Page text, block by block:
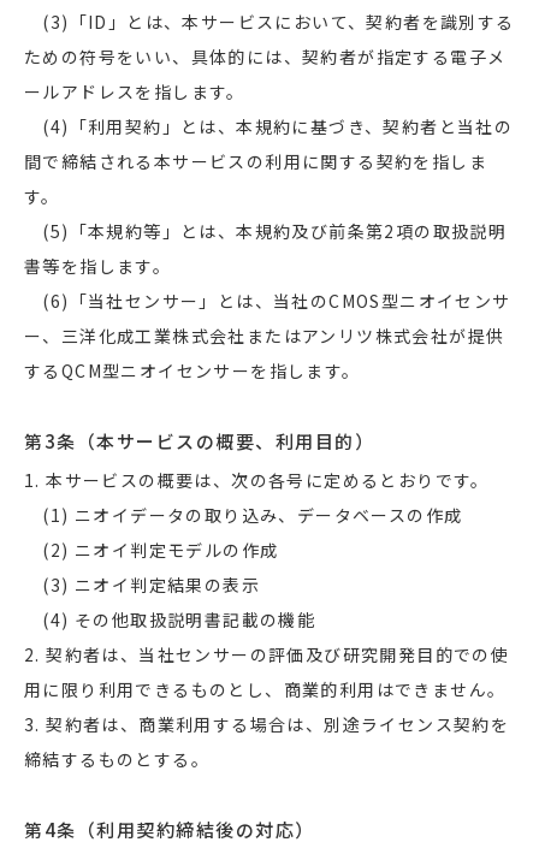
(3)「ID」とは、本サービスにおいて、契約者を識別する
ための符号をいい、具体的には、契約者が指定する電子メ
ールアドレスを指します。
(4)「利用契約」とは、本規約に基づき、契約者と当社の
間で締結される本サービスの利用に関する契約を指しま
す。
(5)「本規約等」とは、本規約及び前条第2項の取扱説明
書等を指します。
(6)「当社センサー」とは、当社のCMOS型ニオイセンサ
ー、三洋化成工業株式会社またはアンリツ株式会社が提供
するQCM型ニオイセンサーを指します。
第3条（本サービスの概要、利用目的）
1. 本サービスの概要は、次の各号に定めるとおりです。
(1) ニオイデータの取り込み、データベースの作成
(2) ニオイ判定モデルの作成
(3) ニオイ判定結果の表示
(4) その他取扱説明書記載の機能
2. 契約者は、当社センサーの評価及び研究開発目的での使
用に限り利用できるものとし、商業的利用はできません。
3. 契約者は、商業利用する場合は、別途ライセンス契約を
締結するものとする。
第4条（利用契約締結後の対応）